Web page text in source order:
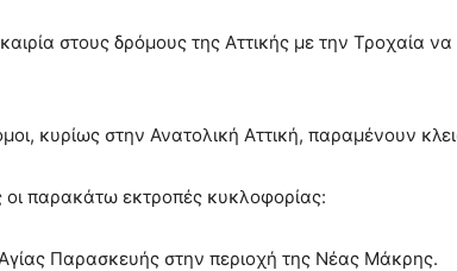
στους δρόμους της Αττικής με την Τροχαία
κυρίως στην Ανατολική Αττική, παραμένουν
παρακάτω εκτροπές κυκλοφορίας:
Παρασκευής στην περιοχή της Νέας Μάκρης.